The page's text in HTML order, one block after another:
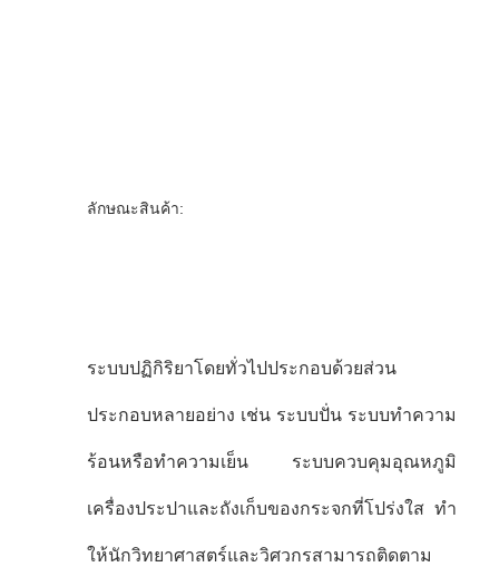
ลักษณะสินค้า:
ระบบปฏิกิริยาโดยทั่วไปประกอบด้วยส่วน
ประกอบหลายอย่าง เช่น ระบบปั่น ระบบทําความ
ร้อนหรือทําความเย็น ระบบควบคุมอุณหภูมิ
เครื่องประปาและถังเก็บของกระจกที่โปร่งใส ทํา
ให้นักวิทยาศาสตร์และวิศวกรสามารถติดตาม